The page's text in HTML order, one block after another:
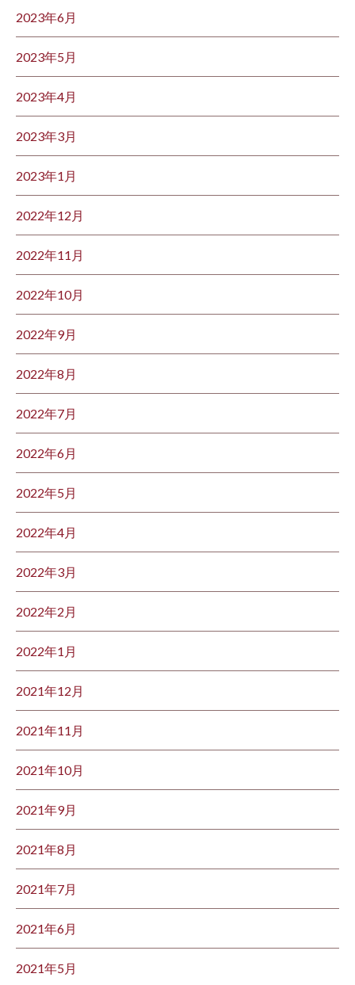
2023年6月
2023年5月
2023年4月
2023年3月
2023年1月
2022年12月
2022年11月
2022年10月
2022年9月
2022年8月
2022年7月
2022年6月
2022年5月
2022年4月
2022年3月
2022年2月
2022年1月
2021年12月
2021年11月
2021年10月
2021年9月
2021年8月
2021年7月
2021年6月
2021年5月